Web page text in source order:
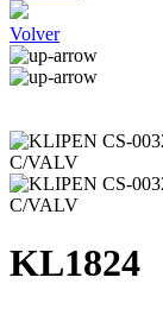
Volver
KL1824